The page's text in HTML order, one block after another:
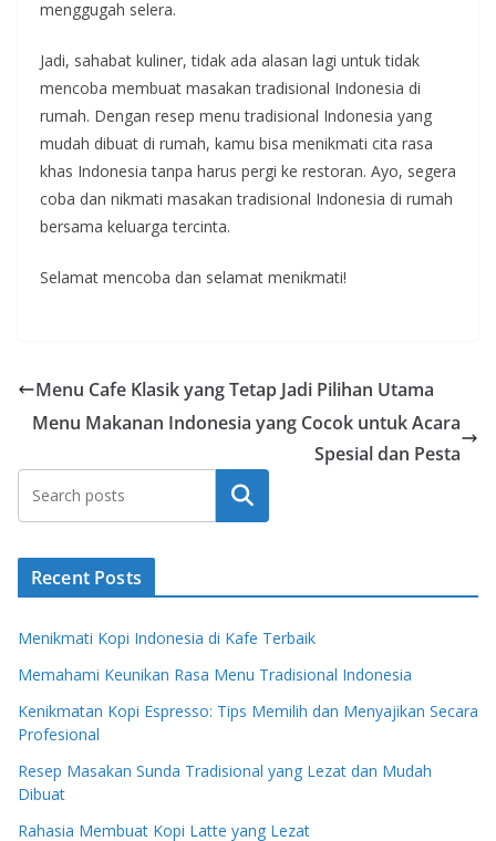
menggugah selera.
Jadi, sahabat kuliner, tidak ada alasan lagi untuk tidak
mencoba membuat masakan tradisional Indonesia di
rumah. Dengan resep menu tradisional Indonesia yang
mudah dibuat di rumah, kamu bisa menikmati cita rasa
khas Indonesia tanpa harus pergi ke restoran. Ayo, segera
coba dan nikmati masakan tradisional Indonesia di rumah
bersama keluarga tercinta.
Selamat mencoba dan selamat menikmati!
Menu Cafe Klasik yang Tetap Jadi Pilihan Utama
Menu Makanan Indonesia yang Cocok untuk Acara
Spesial dan Pesta
Search
Recent Posts
Menikmati Kopi Indonesia di Kafe Terbaik
Memahami Keunikan Rasa Menu Tradisional Indonesia
Kenikmatan Kopi Espresso: Tips Memilih dan Menyajikan Secara
Profesional
Resep Masakan Sunda Tradisional yang Lezat dan Mudah
Dibuat
Rahasia Membuat Kopi Latte yang Lezat